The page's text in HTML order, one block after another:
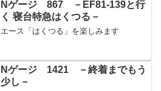
Nゲージ 867 －EF81-139と行
く 寝台特急はくつる－
エース「はくつる」を楽しみます
Nゲージ 1421 －終着までもう
少し－